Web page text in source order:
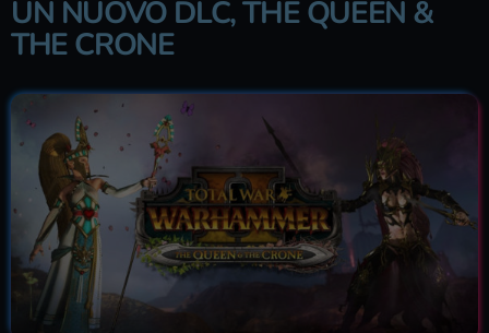
UN NUOVO DLC, THE QUEEN &
THE CRONE